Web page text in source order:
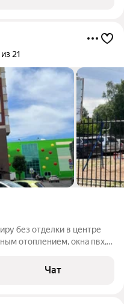
21
без отделки в центре
отоплением, окна пвх,
мк, чистая
Чат